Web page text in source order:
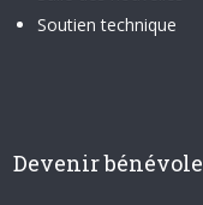
Soutien technique
Devenir bénévole